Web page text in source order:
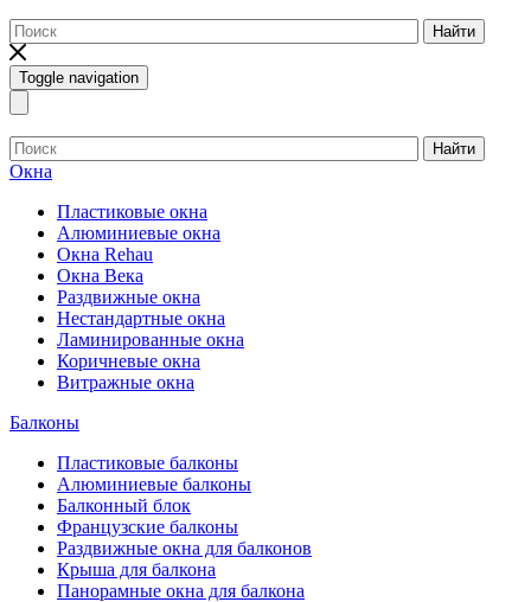
Найти
Toggle navigation
Найти
Окна
Пластиковые окна
Алюминиевые окна
Окна Rehau
Окна Века
Раздвижные окна
Нестандартные окна
Ламинированные окна
Коричневые окна
Витражные окна
Балконы
Пластиковые балконы
Алюминиевые балконы
Балконный блок
Французские балконы
Раздвижные окна для балконов
Крыша для балкона
Панорамные окна для балкона